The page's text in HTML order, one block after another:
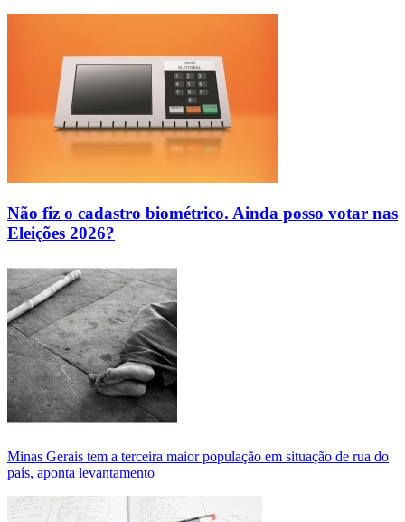
Não fiz o cadastro biométrico. Ainda posso votar nas
Eleições 2026?
Minas Gerais tem a terceira maior população em situação de rua do
país, aponta levantamento